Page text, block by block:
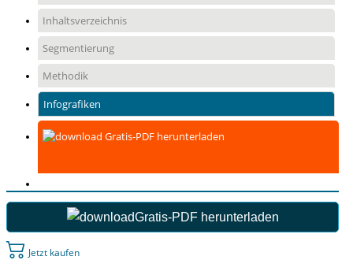
Inhaltsverzeichnis
Segmentierung
Methodik
Infografiken
Gratis-PDF herunterladen
Gratis-PDF herunterladen
Jetzt kaufen